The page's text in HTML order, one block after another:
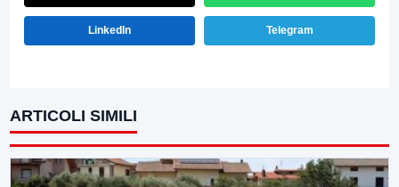
LinkedIn Telegram
ARTICOLI SIMILI